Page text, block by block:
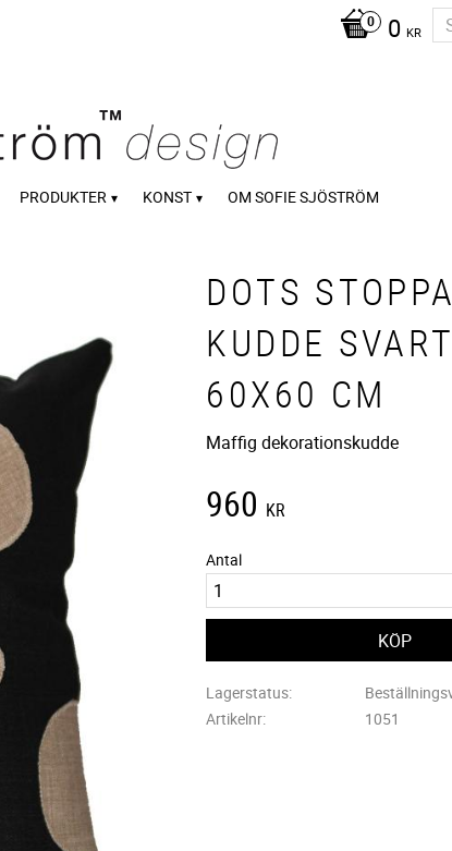
0 KR
PRODUKTER KONST OM SOFIE SJÖSTRÖM
DOTS
KUDDE
60X60 CM
Maffig dekorationskudde
960 KR
Antal
Lagerstatus
Artikelnr
1051